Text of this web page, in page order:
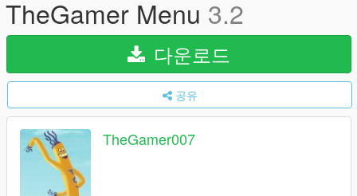
TheGamer Menu 3.2
다운로드
공유
TheGamer007